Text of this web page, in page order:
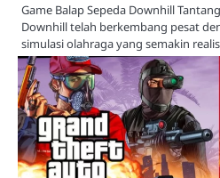
Game Balap Sepeda Downhill
Downhill telah berkembang pesat
simulasi olahraga yang semakin